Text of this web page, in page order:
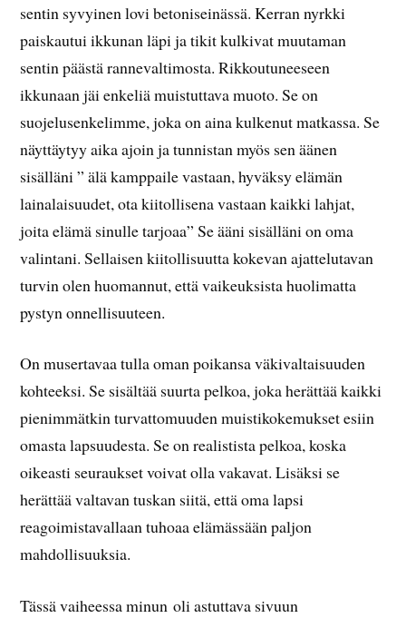
sentin syvyinen lovi betoniseinässä. Kerran nyrkki
paiskautui ikkunan läpi ja tikit kulkivat muutaman
sentin päästä rannevaltimosta. Rikkoutuneeseen
ikkunaan jäi enkeliä muistuttava muoto. Se on
suojelusenkelimme, joka on aina kulkenut matkassa. Se
näyttäytyy aika ajoin ja tunnistan myös sen äänen
sisälläni ” älä kamppaile vastaan, hyväksy elämän
lainalaisuudet, ota kiitollisena vastaan kaikki lahjat,
joita elämä sinulle tarjoaa” Se ääni sisälläni on oma
valintani. Sellaisen kiitollisuutta kokevan ajattelutavan
turvin olen huomannut, että vaikeuksista huolimatta
pystyn onnellisuuteen.
On musertavaa tulla oman poikansa väkivaltaisuuden
kohteeksi. Se sisältää suurta pelkoa, joka herättää kaikki
pienimmätkin turvattomuuden muistikokemukset esiin
omasta lapsuudesta. Se on realistista pelkoa, koska
oikeasti seuraukset voivat olla vakavat. Lisäksi se
herättää valtavan tuskan siitä, että oma lapsi
reagoimistavallaan tuhoaa elämässään paljon
mahdollisuuksia.
Tässä vaiheessa minun oli astuttava sivuun